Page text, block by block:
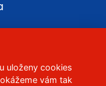
,Studentská 95
uloženy cookies
vám tak